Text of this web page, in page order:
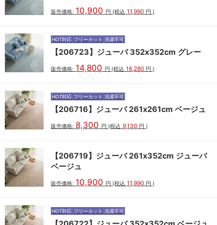
販売価格: 10,900 円 (税込 11,990 円 )
HOT対応 フリーカット 洗濯不可
【206723】ジューバ 352x352cm グレー
販売価格: 14,800 円 (税込 16,280 円 )
HOT対応 フリーカット 洗濯不可
【206716】ジューバ 261x261cm ベージュ
販売価格: 8,300 円 (税込 9,130 円 )
【206719】ジューバ 261x352cm ジューバ
ベージュ
販売価格: 10,900 円 (税込 11,990 円 )
HOT対応 フリーカット 洗濯不可